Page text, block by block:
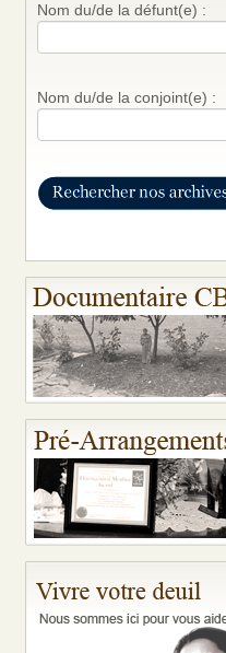
Nom du/de la défunt(e) :
Nom du/de la conjoint(e) :